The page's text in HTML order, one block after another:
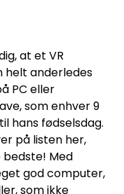
at et VR
helt anderledes
PC eller
som enhver 9
hans fødselsdag.
på listen her,
Med
god computer,
som ikke